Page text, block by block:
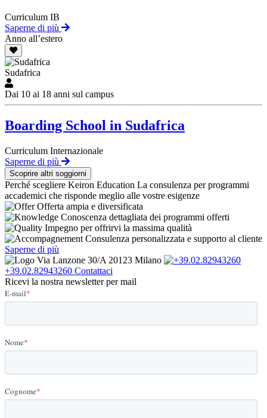
Curriculum IB
Saperne di più
Anno all’estero
Sudafrica
Dai 10 ai 18 anni sul campus
Boarding School in Sudafrica
Curriculum Internazionale
Saperne di più
Scoprire altri soggiorni
Perché scegliere Keiron Education La consulenza per programmi
accademici che risponde meglio alle vostre esigenze
Offerta ampia e diversificata
Conoscenza dettagliata dei programmi offerti
Impegno per offrirvi la massima qualità
Consulenza personalizzata e supporto al cliente
Saperne di più
Via Lanzone 30/A 20123 Milano
+39.02.82943260 Contattaci
Ricevi la nostra newsletter per mail